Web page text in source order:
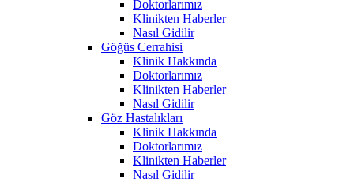
Doktorlarımız
Klinikten Haberler
Nasıl Gidilir
Göğüs Cerrahisi
Klinik Hakkında
Doktorlarımız
Klinikten Haberler
Nasıl Gidilir
Göz Hastalıkları
Klinik Hakkında
Doktorlarımız
Klinikten Haberler
Nasıl Gidilir